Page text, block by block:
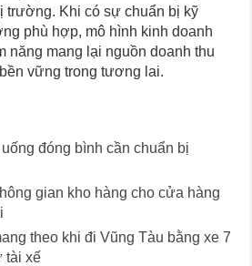
trường. Khi có sự chuẩn bị kỹ
phù hợp, mô hình kinh doanh
năng mang lại nguồn doanh thu
vững trong tương lai.
đóng bình cần chuẩn bị
gian kho hàng cho cửa hàng
theo khi đi Vũng Tàu bằng xe 7
tài xế